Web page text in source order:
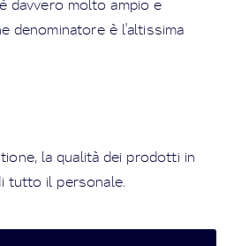
davvero molto ampio e
denominatore è l'altissima
la qualità dei prodotti in
tutto il personale.